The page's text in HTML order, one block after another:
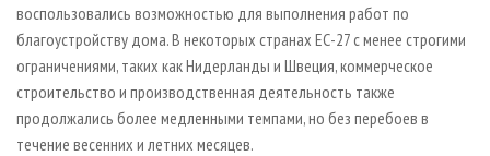
воспользовались возможностью для выполнения работ по
благоустройству дома. В некоторых странах ЕС-27 с менее строгими
ограничениями, таких как Нидерланды и Швеция, коммерческое
строительство и производственная деятельность также
продолжались более медленными темпами, но без перебоев в
течение весенних и летних месяцев.